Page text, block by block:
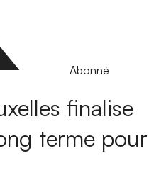
Abonné
finalise
terme pour